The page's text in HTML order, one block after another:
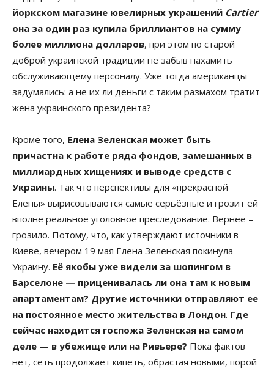
йоркском магазине ювелирных украшений Cartier
она за один раз купила бриллиантов на сумму
более миллиона долларов, при этом по старой
доброй украинской традиции не забыв нахамить
обслуживающему персоналу. Уже тогда американцы
задумались: а не их ли деньги с таким размахом тратит
жена украинского президента?
Кроме того, Елена Зеленская может быть
причастна к работе ряда фондов, замешанных в
миллиардных хищениях и выводе средств с
Украины. Так что перспективы для «прекрасной
Елены» вырисовываются самые серьёзные и грозит ей
вполне реальное уголовное преследование. Вернее –
грозило. Потому, что, как утверждают источники в
Киеве, вечером 19 мая Елена Зеленская покинула
Украину. Её якобы уже видели за шопингом в
Барселоне — приценивалась ли она там к новым
апартаментам? Другие источники отправляют ее
на постоянное место жительства в Лондон. Где
сейчас находится госпожа Зеленская на самом
деле — в убежище или на Ривьере? Пока фактов
нет, сеть продолжает кипеть, обрастая новыми, порой